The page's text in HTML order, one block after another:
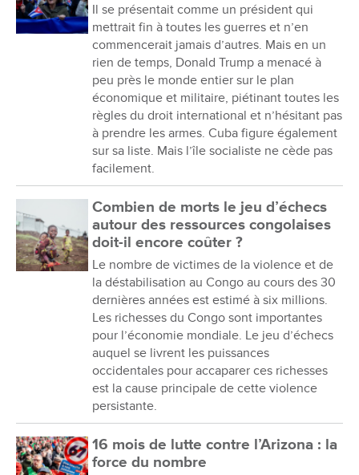
Il se présentait comme un président qui
mettrait fin à toutes les guerres et n’en
commencerait jamais d’autres. Mais en un
rien de temps, Donald Trump a menacé à
peu près le monde entier sur le plan
économique et militaire, piétinant toutes les
règles du droit international et n’hésitant pas
à prendre les armes. Cuba figure également
sur sa liste. Mais l’île socialiste ne cède pas
facilement.
Combien de morts le jeu d’échecs
autour des ressources congolaises
doit-il encore coûter ?
Le nombre de victimes de la violence et de
la déstabilisation au Congo au cours des 30
dernières années est estimé à six millions.
Les richesses du Congo sont importantes
pour l’économie mondiale. Le jeu d’échecs
auquel se livrent les puissances
occidentales pour accaparer ces richesses
est la cause principale de cette violence
persistante.
16 mois de lutte contre l’Arizona : la
force du nombre